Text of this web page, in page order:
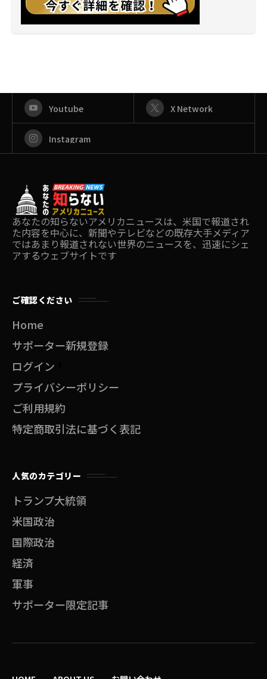
Youtube X Network
Instagram
あなたの知らないアメリカニュースは、米国で報道され
た内容を中心に、新聞やテレビなどの既存大手メディア
ではあまり報道されない世界のニュースを、迅速にシェ
アするウェブサイトです
ご確認ください
Home
サポーター新規登録
ログイン
プライバシーポリシー
ご利用規約
特定商取引法に基づく表記
人気のカテゴリー
トランプ大統領
米国政治
国際政治
経済
軍事
サポーター限定記事